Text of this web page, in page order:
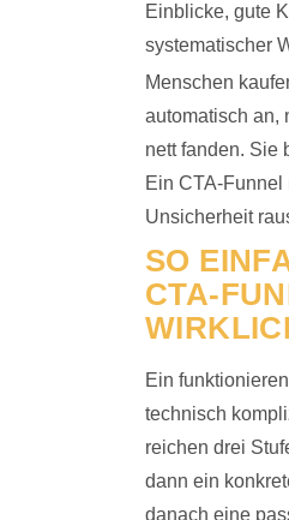
Einblicke, gute
systematischer
Menschen
automatisch an,
nett fanden. Sie
Ein CTA-
Unsicherheit
SO
CTA-
Ein
technisch
reichen drei
dann ein
danach eine